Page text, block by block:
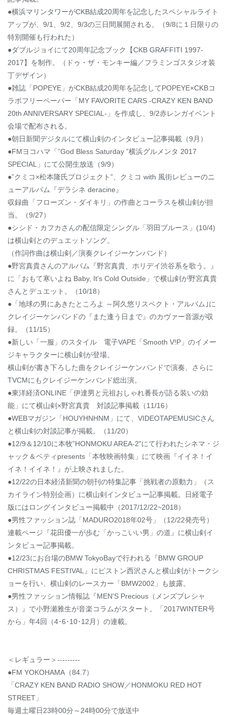
●横浜マリンタワーがCKB結成20周年を記念したスペシャルライト
アップが、9/1、9/2、9/3の三日間展開される。（9/8に１日限りの
特別開催も行われた）
●ダブルジョイにて20周年記念ブック【CKB GRAFFITI 1997-
2017】を制作。（ドゥ・ザ・モンキー編／フラミンゴスタジオ装
丁デザイン）
●雑誌「POPEYE」がCKB結成20周年を記念してPOPEYE×CKBコ
ラボフリーペーパー「MY FAVORITE CARS -CRAZY KEN BAND
20th ANNIVERSARY SPECIAL-」を作成し、9/2赤レンガイベント
会場で配布される。
●朝日新聞デジタルにて横山剣のインタビュー記事掲載（9月）
●FMヨコハマ「”God Bless Saturday ”横浜グルメンタ 2017
SPECIAL」にて公開生放送（9/9）
●”クミコ×松本隆氏プロジェクト”、クミコ with 風街レビューのニ
ューアルバム『デラシネ deracine』
収録曲「フローズン・ダイキリ」の作曲とコーラスを横山剣が担
当。（9/27）
●シシド・カフカさんの配信限定シングル「羽田ブルース」(10/4)
は横山剣とのデュエットソング。
（作詞作曲は横山剣／演奏クレイジーケンバンド）
●野宮真貴さんのアルバム『野宮真貴、ホリデイ渋谷系を歌う。』
に「おもて寒いよね Baby, It's Cold Outside」で横山剣が野宮真貴
さんとデュエット。（10/18）
●「地球の男にあきたところよ ～阿久悠リスペクト・アルバム｣に
クレイジーケンバンドの『また逢う日まで』のカヴァー音源が収
録。（11/15）
●新しい「一服」のスタイル 電子VAPE「Smooth V!P」のイメー
ジキャラクターに横山剣が登場。
横山剣が書き下ろした曲をクレイジーケンバンドで演奏、さらに
TVCMにもクレイジーケンバンド総出演。
●東洋経済ONLINE「伊達男と元祖おしゃれ番長が語る装いの効
能」にて横山剣×野宮真貴 対談記事掲載（11/16）
●WEBマガジン「HOUYHNHNM」にて、VIDEOTAPEMUSICさん
と横山剣の対談記事が掲載。（11/20）
●12/9＆12/10に本牧”HONMOKU AREA-2"にて行われたシネマ・ジ
ャック＆ベティpresents「本牧映画特集」にて映画『イイネ！イ
イネ！イイネ！』が上映されました。
●12/22の日本経済新聞の朝刊の特集記事「挑戦者の原動力」（ス
カイライン特別企画）に横山剣インタビュー記事掲載。日経電子
版にはロングインタビュー掲載中（2017/12/22~2018）
●男性ファッション誌「MADURO2018年02号」（12/22発売号）
連載ページ『花田優一が歩む「かっこいい男」の道』に横山剣イ
ンタビュー記事掲載。
●12/23にお台場のBMW TokyoBayで行われる『BMW GROUP
CHRISTMAS FESTIVAL』にピストン西沢さんと横山剣がトークシ
ョーを行い、横山剣のレースカー「BMW2002」も披露。
●男性ファッション情報誌『MEN'S Precious（メンズプレシャ
ス）』で小野瀬雅生が音楽コラムがスタート。「2017WINTER号
から」年4回（4･6･10･12月）の連載。
＜レギュラー＞---------
●FM YOKOHAMA（84.7）
「CRAZY KEN BAND RADIO SHOW／HONMOKU RED HOT
STREET」
毎週土曜日23時00分～24時00分で放送中